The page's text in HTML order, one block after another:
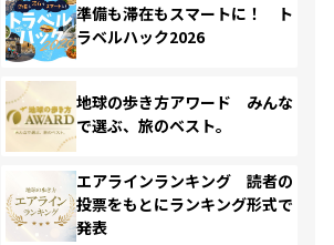
準備も滞在もスマートに！ ト
ラベルハック2026
地球の歩き方アワード みんな
で選ぶ、旅のベスト。
エアラインランキング 読者の
投票をもとにランキング形式で
発表